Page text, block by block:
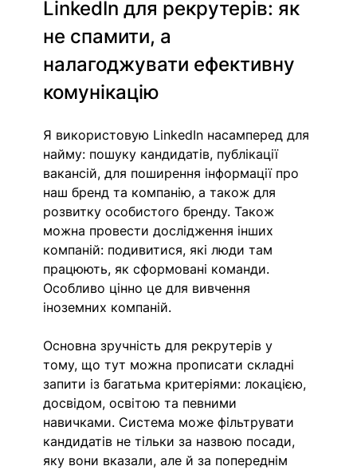
LinkedIn для рекрутерів: як
не спамити, а
налагоджувати ефективну
комунікацію
Я використовую LinkedIn насамперед для
найму: пошуку кандидатів, публікації
вакансій, для поширення інформації про
наш бренд та компанію, а також для
розвитку особистого бренду. Також
можна провести дослідження інших
компаній: подивитися, які люди там
працюють, як сформовані команди.
Особливо цінно це для вивчення
іноземних компаній.
Основна зручність для рекрутерів у
тому, що тут можна прописати складні
запити із багатьма критеріями: локацією,
досвідом, освітою та певними
навичками. Система може фільтрувати
кандидатів не тільки за назвою посади,
яку вони вказали, але й за попереднім